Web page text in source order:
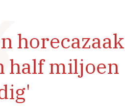
horecazaak
half miljoen